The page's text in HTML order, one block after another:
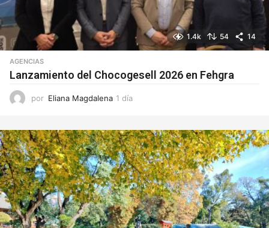
1.4k 54 14
AGENCIAS
Lanzamiento del Chocogesell 2026 en Fehgra
por Eliana Magdalena 1 día
a